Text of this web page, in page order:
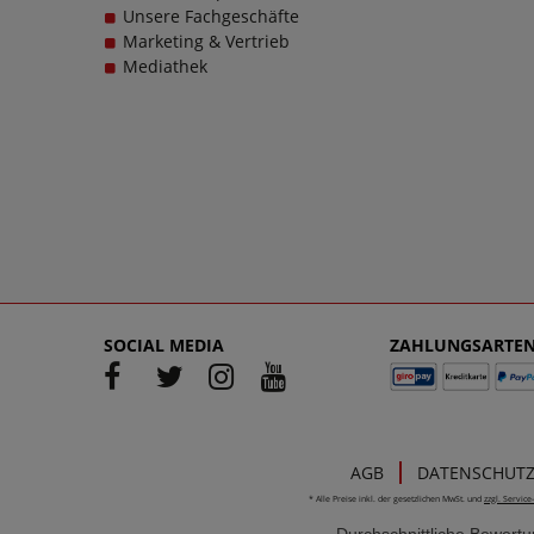
Unsere Fachgeschäfte
Marketing & Vertrieb
Mediathek
SOCIAL MEDIA ZAHLUNGSARTEN
AGB
* Alle Preise inkl. der gesetzlichen MwSt. und zzgl.